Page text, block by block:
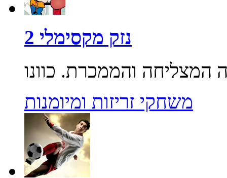
נזק מקסימלי 2
משחקי זריזות ומיומנות